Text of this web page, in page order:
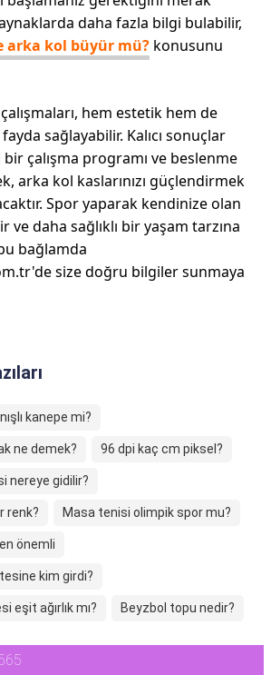
daha fazla bilgi bulabilir,
arka kol büyür mü? konusunu
hem estetik hem de
sağlayabilir. Kalıcı sonuçlar
çalışma programı ve beslenme
arka kol kaslarınızı güçlendirmek
Spor yaparak kendinize olan
ve daha sağlıklı bir yaşam tarzına
bağlamda
size doğru bilgiler sunmaya
kanepe mi?
ne demek? 96 dpi kaç cm piksel?
nereye gidilir?
renk? Masa tenisi olimpik spor mu?
önemli
kim girdi?
eşit ağırlık mı? Beyzbol topu nedir?